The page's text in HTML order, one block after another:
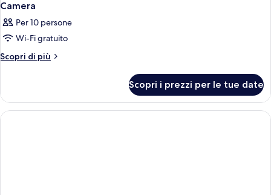
Camera
Per 10 persone
Wi-Fi gratuito
Scopri di più
Altri
Scopri i prezzi per le tue date